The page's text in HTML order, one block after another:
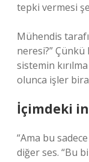
tepki vermesi
Mühendis
neresi?”
sistemin
olunca işler
İçimdeki
“Ama bu
diğer ses. “Bu